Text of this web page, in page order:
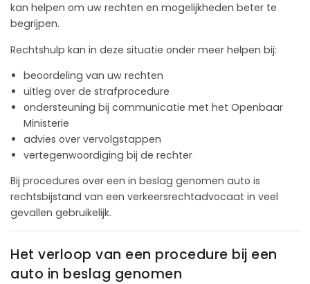
kan helpen om uw rechten en mogelijkheden beter te
begrijpen.
Rechtshulp kan in deze situatie onder meer helpen bij:
beoordeling van uw rechten
uitleg over de strafprocedure
ondersteuning bij communicatie met het Openbaar
Ministerie
advies over vervolgstappen
vertegenwoordiging bij de rechter
Bij procedures over een in beslag genomen auto is
rechtsbijstand van een verkeersrechtadvocaat in veel
gevallen gebruikelijk.
Het verloop van een procedure bij een
auto in beslag genomen